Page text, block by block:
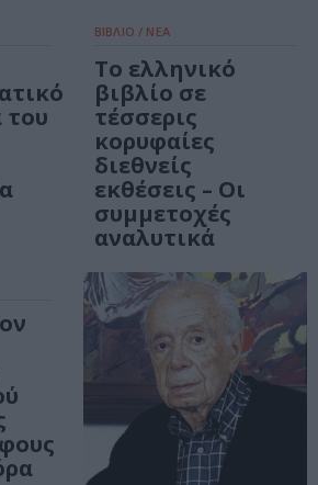
του
ΒΙΒΛΙΟ / ΝΕΑ
Το ελληνικό
βιβλίο σε
τέσσερις
κορυφαίες
διεθνείς
εκθέσεις – Oι
συμμετοχές
αναλυτικά